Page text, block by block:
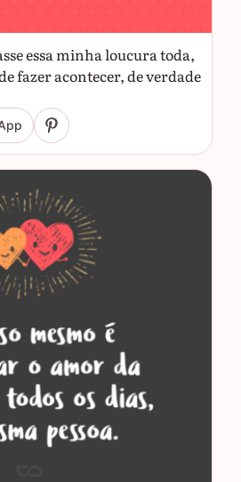
essa minha loucura toda,
fazer acontecer, de verdade